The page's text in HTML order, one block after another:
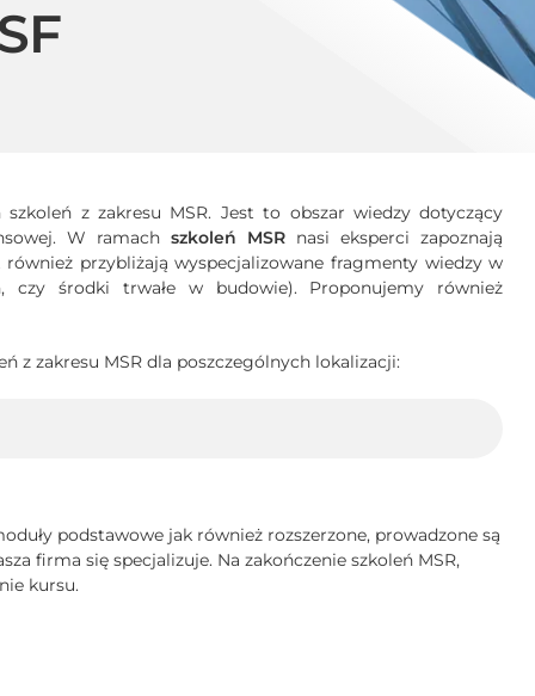
z zakresu MSR. Jest to obszar wiedzy dotyczący
W ramachszkoleń MSR nasi eksperci zapoznają
również przybliżają wyspecjalizowane fragmenty wiedzy w
czy środki trwałe w budowie). Proponujemy również
z zakresu MSR dla poszczególnych lokalizacji:
podstawowe jak również rozszerzone, prowadzone są
firma się specjalizuje. Na zakończenie szkoleń MSR,
kursu.